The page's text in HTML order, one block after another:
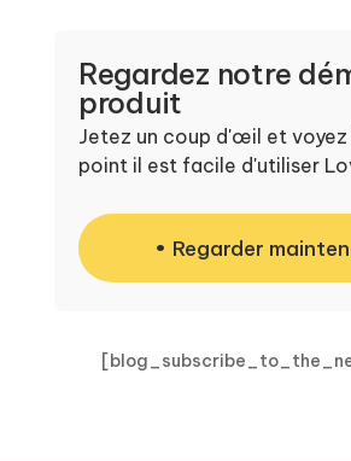
Regardez notre
produit
Jetez un coup d'œil et voyez
point il est facile d'utiliser
Regarder